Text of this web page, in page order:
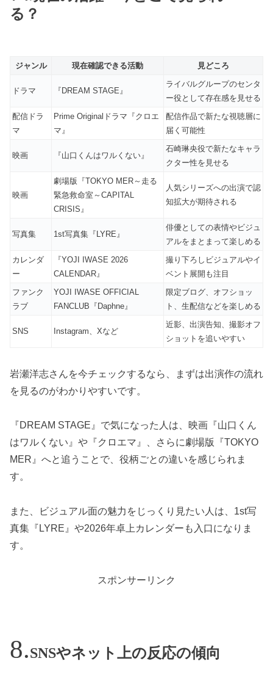
る？
ジャンル 現在確認できる活動 見どころ
ドラマ 『DREAM STAGE』
ライバルグループのセンタ
ー役として存在感を見せる
配信ドラ
マ
Prime Originalドラマ『クロエ
マ』
配信作品で新たな視聴層に
届く可能性
映画 『山口くんはワルくない』
石崎琳央役で新たなキャラ
クター性を見せる
映画
劇場版『TOKYO MER～走る
緊急救命室～CAPITAL
CRISIS』
人気シリーズへの出演で認
知拡大が期待される
写真集 1st写真集『LYRE』
俳優としての表情やビジュ
アルをまとまって楽しめる
カレンダ
ー
『YOJI IWASE 2026
CALENDAR』
撮り下ろしビジュアルやイ
ベント展開も注目
ファンク
ラブ
YOJI IWASE OFFICIAL
FANCLUB『Daphne』
限定ブログ、オフショッ
ト、生配信などを楽しめる
SNS Instagram、Xなど
近影、出演告知、撮影オフ
ショットを追いやすい
岩瀬洋志さんを今チェックするなら、まずは出演作の流れ
を見るのがわかりやすいです。
『DREAM STAGE』で気になった人は、映画『山口くん
はワルくない』や『クロエマ』、さらに劇場版『TOKYO
MER』へと追うことで、役柄ごとの違いを感じられま
す。
また、ビジュアル面の魅力をじっくり見たい人は、1st写
真集『LYRE』や2026年卓上カレンダーも入口になりま
す。
スポンサーリンク
SNSやネット上の反応の傾向